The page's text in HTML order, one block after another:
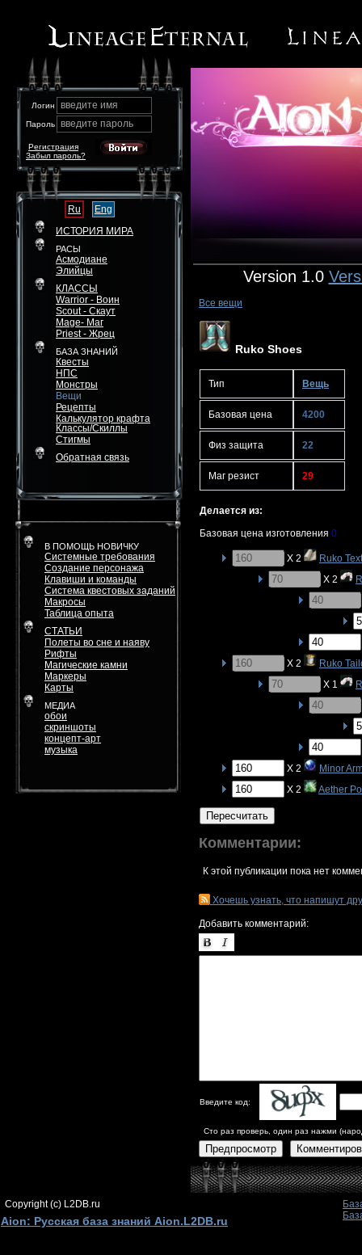
Логин введите имя
Пароль введите пароль
Забыл пароль?
Регистрация
Ru
Eng
ИСТОРИЯ МИРА
РАСЫ
Асмодиане
Элийцы
КЛАССЫ
Warrior - Воин
Scout - Скаут
Mage- Маг
Priest - Жрец
БАЗА ЗНАНИЙ
Квесты
НПС
Монстры
Вещи
Рецепты
Калькулятор крафта
Классы/Скиллы
Стигмы
Обратная связь
В ПОМОЩЬ НОВИЧКУ
Системные требования
Создание персонажа
Клавиши и команды
Система квестовых заданий
Макросы
Таблица опыта
СТАТЬИ
Полеты во сне и наяву
Рифты
Магические камни
Маркеры
Карты
МЕДИА
обои
скриншоты
концепт-арт
музыка
Version 1.0
Все вещи
Ruko Shoes
Тип Вещь
Базовая цена 4200
Физ защита 22
Маг резист 29
Делается из:
Базовая цена изготовления 0
X 2
Ruko
X 2
X 2
Ruko
X 1
X 2
Minor
X 2
Aether
Пересчитать
Комментарии:
К этой публикации пока нет
Хочешь узнать, что напишут
Добавить комментарий:
Введите код:
Сто раз проверь, один раз нажми
Предпросмотр
Copyright (c) L2DB.ru
Aion: Русская база знаний Aion.L2DB.ru